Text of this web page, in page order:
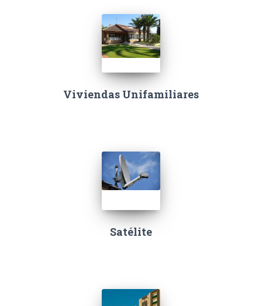
Viviendas Unifamiliares
Satélite